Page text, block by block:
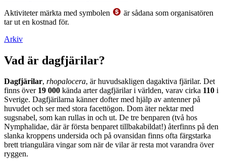
Aktiviteter märkta med symbolen
är sådana som organisatören
tar ut en kostnad för.
Arkiv
Vad är dagfjärilar?
Dagfjärilar, rhopalocera, är huvudsakligen dagaktiva fjärilar. Det
finns över 19 000 kända arter dagfjärilar i världen, varav cirka 110 i
Sverige. Dagfjärilarna känner dofter med hjälp av antenner på
huvudet och ser med stora facettögon. Dom äter nektar med
sugsnabel, som kan rullas in och ut. De tre benparen (två hos
Nymphalidae, där är första benparet tillbakabildat!) återfinns på den
slanka kroppens undersida och på ovansidan finns ofta färgstarka
brett triangulära vingar som när de vilar är resta mot varandra över
ryggen.